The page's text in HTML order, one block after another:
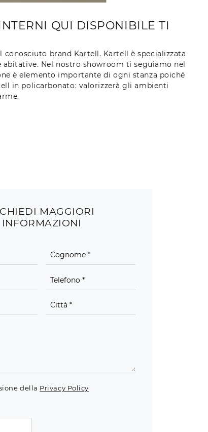
QUI DISPONIBILE TI
brand Kartell. Kartell è specializzata
Nel nostro showroom ti seguiamo nel
è elemento importante di ogni stanza poiché
in policarbonato: valorizzerà gli ambienti
MAGGIORI
INFORMAZIONI
della Privacy Policy